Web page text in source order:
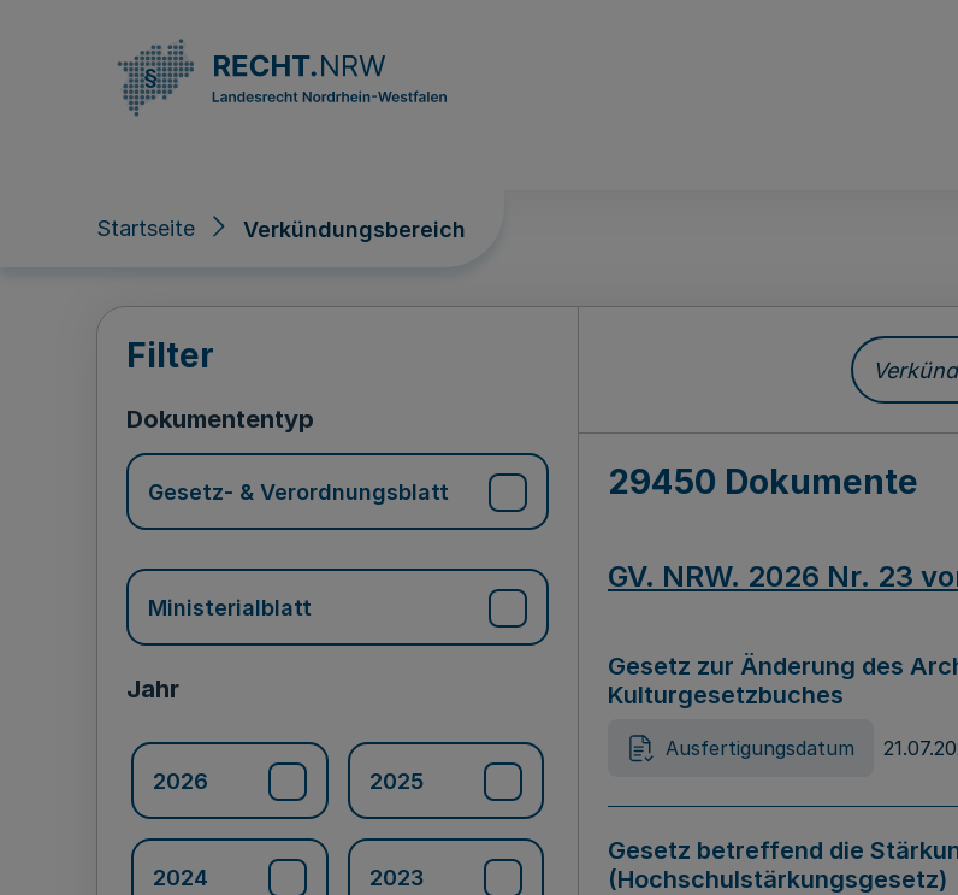
Startseite Verkündungsbereich
Verkündungsbereich
Filter
Dokumententyp
Gesetz- & Verordnungsblatt
Ministerialblatt
Jahr
2026 2025
2024 2023
29450 Dokumente
GV. NRW. 2026 Nr. 23
Gesetz zur Änderung des
Kulturgesetzbuches
Ausfertigungsdatum
Gesetz betreffend die
(Hochschulstärkungsgesetz)